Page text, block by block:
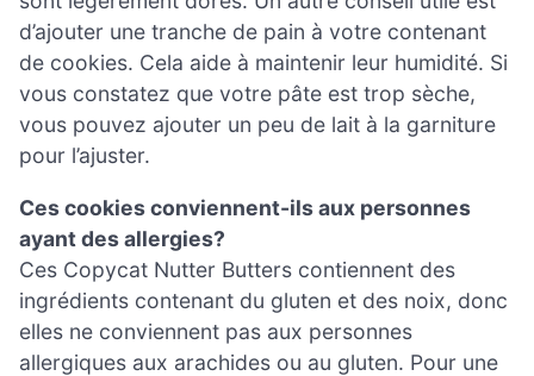
d’ajouter une tranche de pain à votre contenant
de cookies. Cela aide à maintenir leur humidité. Si
vous constatez que votre pâte est trop sèche,
vous pouvez ajouter un peu de lait à la garniture
pour l’ajuster.
Ces cookies conviennent-ils aux personnes
ayant des allergies?
Ces Copycat Nutter Butters contiennent des
ingrédients contenant du gluten et des noix, donc
elles ne conviennent pas aux personnes
allergiques aux arachides ou au gluten. Pour une